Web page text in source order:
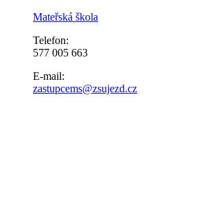
Mateřská škola
Telefon:
577 005 663
E-mail:
zastupcems@zsujezd.cz